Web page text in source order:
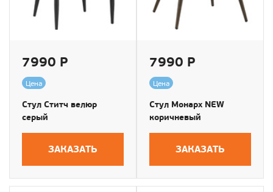
7990 Р
Цена
Стул Ститч велюр
серый
ЗАКАЗАТЬ
7990 Р
Цена
Стул Монарх NEW
коричневый
ЗАКАЗАТЬ